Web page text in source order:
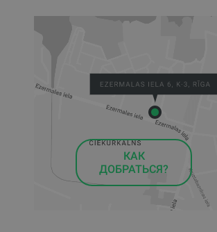
КАК
ДОБРАТЬСЯ?